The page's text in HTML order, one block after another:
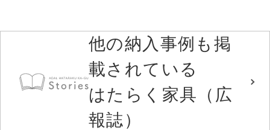
他の納入事例も掲
載されている
はたらく家具（広
報誌）